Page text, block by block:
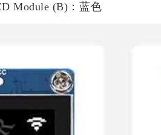
Module (B)：蓝色